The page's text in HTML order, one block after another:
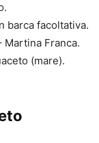
barca facoltativa.
Martina Franca.
(mare).